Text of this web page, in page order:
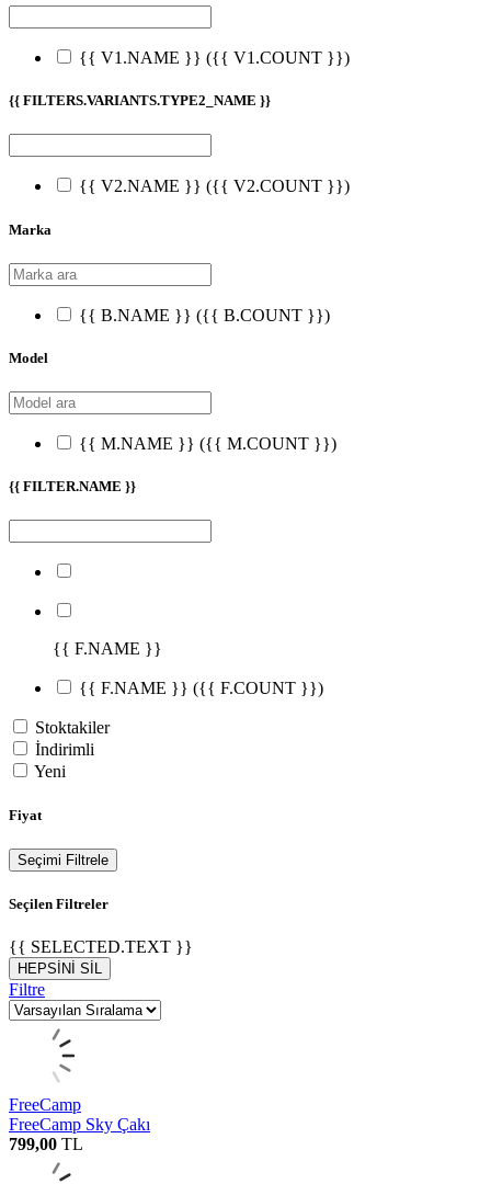
{{ V1.NAME }} ({{ V1.COUNT }})
{{ FILTERS.VARIANTS.TYPE2_NAME }}
{{ V2.NAME }} ({{ V2.COUNT }})
Marka
{{ B.NAME }} ({{ B.COUNT }})
Model
{{ M.NAME }} ({{ M.COUNT }})
{{ FILTER.NAME }}
{{ F.NAME }}
{{ F.NAME }} ({{ F.COUNT }})
Stoktakiler
İndirimli
Yeni
Fiyat
Seçimi Filtrele
Seçilen Filtreler
{{ SELECTED.TEXT }}
HEPSİNİ SİL
Filtre
FreeCamp
FreeCamp Sky Çakı
799,00 TL